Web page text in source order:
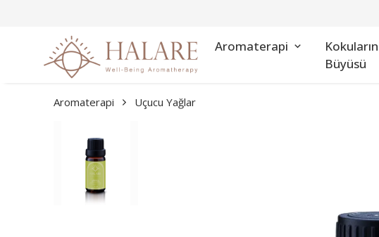
Aromaterapi
Kokuların
Büyüsü
Aromaterapi Uçucu Yağlar